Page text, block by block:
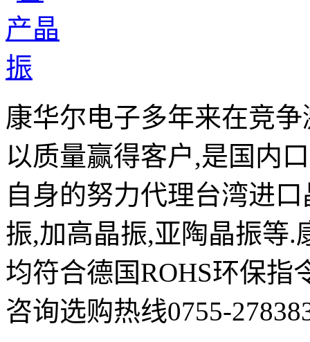
康华尔电子多年来在竞
以质量赢得客户,是国内
自身的努力代理台湾进
振,加高晶振,亚陶晶振等.
均符合德国ROHS环保指
咨询选购热线0755-